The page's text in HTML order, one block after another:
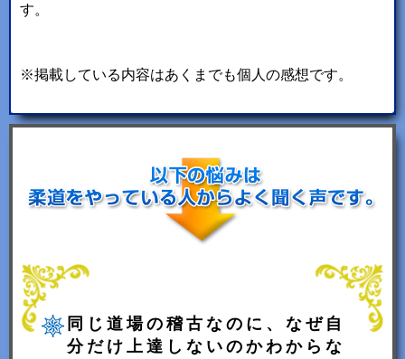
す。
※掲載している内容はあくまでも個人の感想です。
同じ道場の稽古なのに、なぜ自
分だけ上達しないのかわからな